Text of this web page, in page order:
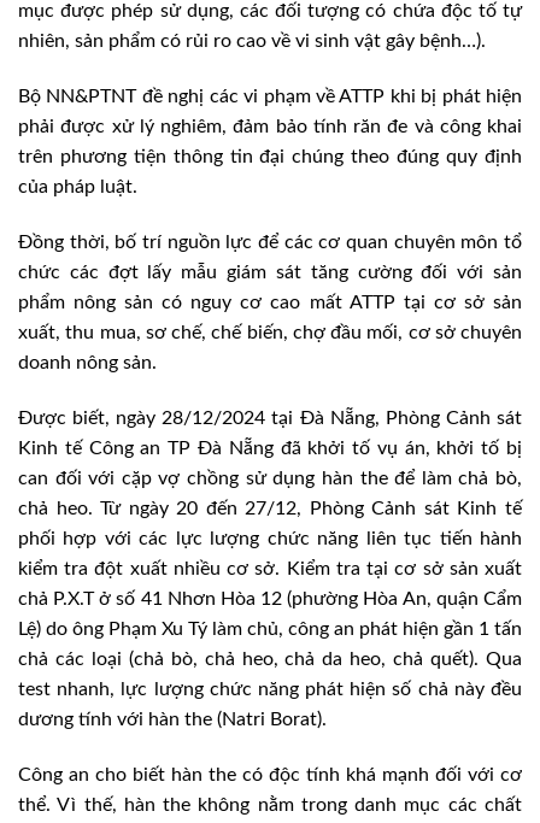
mục được phép sử dụng, các đối tượng có chứa độc tố tự
nhiên, sản phẩm có rủi ro cao về vi sinh vật gây bệnh…).
Bộ NN&PTNT đề nghị các vi phạm về ATTP khi bị phát hiện
phải được xử lý nghiêm, đảm bảo tính răn đe và công khai
trên phương tiện thông tin đại chúng theo đúng quy định
của pháp luật.
Đồng thời, bố trí nguồn lực để các cơ quan chuyên môn tổ
chức các đợt lấy mẫu giám sát tăng cường đối với sản
phẩm nông sản có nguy cơ cao mất ATTP tại cơ sở sản
xuất, thu mua, sơ chế, chế biến, chợ đầu mối, cơ sở chuyên
doanh nông sản.
Được biết, ngày 28/12/2024 tại Đà Nẵng, Phòng Cảnh sát
Kinh tế Công an TP Đà Nẵng đã khởi tố vụ án, khởi tố bị
can đối với cặp vợ chồng sử dụng hàn the để làm chả bò,
chả heo. Từ ngày 20 đến 27/12, Phòng Cảnh sát Kinh tế
phối hợp với các lực lượng chức năng liên tục tiến hành
kiểm tra đột xuất nhiều cơ sở. Kiểm tra tại cơ sở sản xuất
chả P.X.T ở số 41 Nhơn Hòa 12 (phường Hòa An, quận Cẩm
Lệ) do ông Phạm Xu Tý làm chủ, công an phát hiện gần 1 tấn
chả các loại (chả bò, chả heo, chả da heo, chả quết). Qua
test nhanh, lực lượng chức năng phát hiện số chả này đều
dương tính với hàn the (Natri Borat).
Công an cho biết hàn the có độc tính khá mạnh đối với cơ
thể. Vì thế, hàn the không nằm trong danh mục các chất